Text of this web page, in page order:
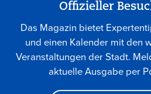
Offizieller
Das Magazin bietet
und einen Kalender mit den
Veranstaltungen der Stadt.
aktuelle Ausgabe per